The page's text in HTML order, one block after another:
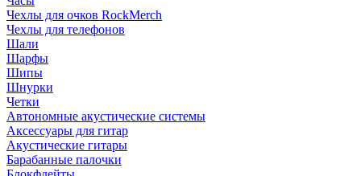
Чехлы для очков RockMerch
Чехлы для телефонов
Шали
Шарфы
Шипы
Шнурки
Четки
Автономные акустические системы
Аксессуары для гитар
Акустические гитары
Барабанные палочки